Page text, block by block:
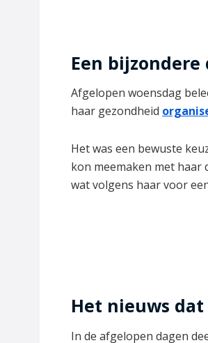
Een
Afgelopen woensdag
haar gezondheid
Het was een bewuste
kon meemaken met haar
wat volgens haar voor
Het nieuws
In de afgelopen dagen